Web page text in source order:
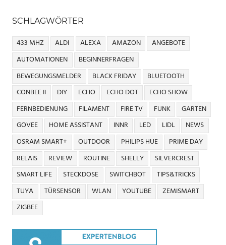
SCHLAGWÖRTER
433 MHZ ALDI ALEXA AMAZON
ANGEBOTE
AUTOMATIONEN
BEGINNERFRAGEN
BEWEGUNGSMELDER
BLACK FRIDAY
BLUETOOTH
CONBEE II
DIY ECHO ECHO DOT
ECHO SHOW
FERNBEDIENUNG
FILAMENT FIRE TV FUNK
GARTEN
GOVEE
HOME ASSISTANT INNR LED LIDL
NEWS
OSRAM SMART+
OUTDOOR PHILIPS HUE
PRIME DAY
RELAIS
REVIEW ROUTINE SHELLY
SILVERCREST
SMART LIFE
STECKDOSE SWITCHBOT
TIPS&TRICKS
TUYA
TÜRSENSOR WLAN YOUTUBE
ZEMISMART
ZIGBEE